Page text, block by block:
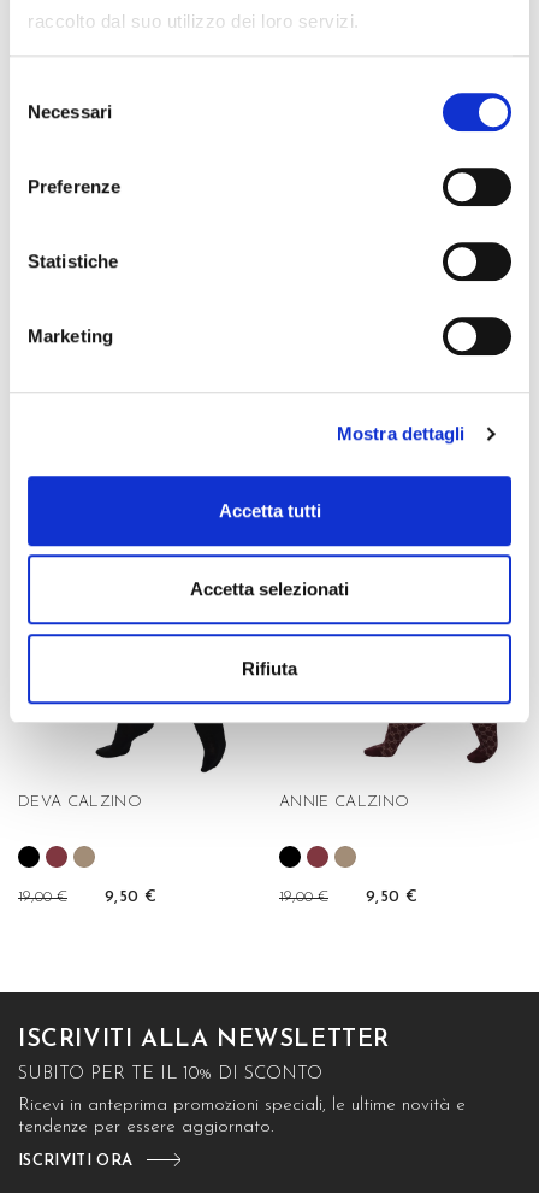
raccolto dal suo utilizzo dei loro servizi.
delNecessari
Preferenze
Statistiche
Marketing
Mostra dettagli
Accetta tutti
Accetta selezionati
Rifiuta
DEVA CALZINO
19,00 € 9,50 €
favorite_border
ANNIE CALZINO
19,00 € 9,50 €
favorite_border
ISCRIVITI ALLA NEWSLETTER
SUBITO PER TE IL 10% DI SCONTO
Ricevi in anteprima promozioni speciali, le ultime novità e
tendenze per essere aggiornato.
ISCRIVITI ORA